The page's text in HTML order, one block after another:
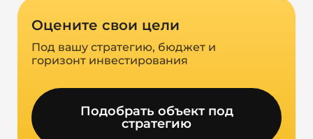
Оцените свои цели
Под вашу стратегию, бюджет и
горизонт инвестирования
Подобрать объект под
стратегию